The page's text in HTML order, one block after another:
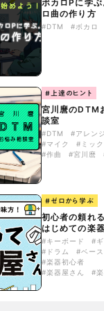
ボカロPに学ぶ
ロ曲の作り方
#DTM #ボカロ
#上達のヒント
宮川麿のDTM
談室
#DTM
#アレンジ
#マイク
#ミック
#作曲
#宮川麿
#ゼロから学ぶ
初心者の頼れ
はじめての楽
#キーボード
#
#ドラム
#ベース
#楽器初心者
#楽器屋さん
#